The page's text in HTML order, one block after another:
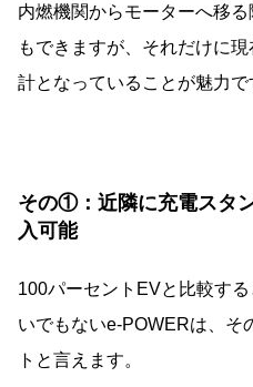
内燃機関からモーターへ移
もできますが、それだけに
計となっていることが魅力で
その①：近隣に充電スタ
入可能
100パーセントEVと比較す
いでもないe-POWERは、そ
トと言えます。